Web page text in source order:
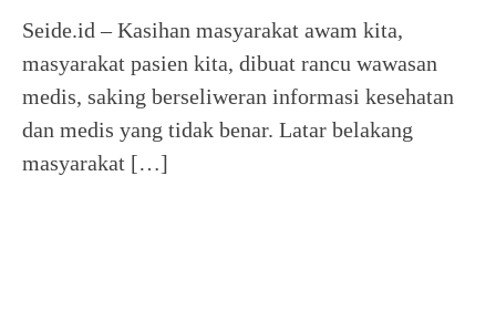
Seide.id – Kasihan masyarakat awam kita,
masyarakat pasien kita, dibuat rancu wawasan
medis, saking berseliweran informasi kesehatan
dan medis yang tidak benar. Latar belakang
masyarakat […]